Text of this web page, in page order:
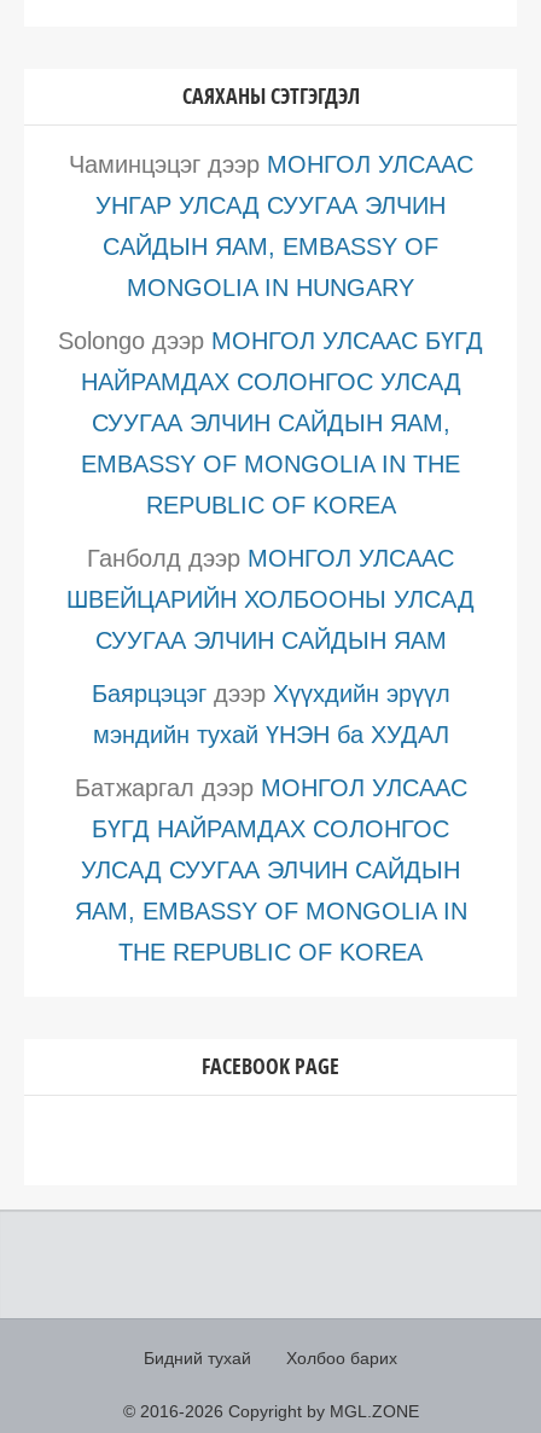
САЯХАНЫ СЭТГЭГДЭЛ
Чаминцэцэгдээр МОНГОЛ УЛСААС
УНГАР УЛСАД СУУГАА ЭЛЧИН
САЙДЫН ЯАМ, EMBASSY OF
MONGOLIA IN HUNGARY
Solongo дээр МОНГОЛ УЛСААС БҮГД
НАЙРАМДАХ СОЛОНГОС УЛСАД
СУУГАА ЭЛЧИН САЙДЫН ЯАМ,
EMBASSY OF MONGOLIA IN THE
REPUBLIC OF KOREA
Ганболд дээр МОНГОЛ УЛСААС
ШВЕЙЦАРИЙН ХОЛБООНЫ УЛСАД
СУУГАА ЭЛЧИН САЙДЫН ЯАМ
Баярцэцэгдээр Хүүхдийн эрүүл
мэндийн тухай ҮНЭН ба ХУДАЛ
Батжаргал дээр МОНГОЛ УЛСААС
БҮГД НАЙРАМДАХ СОЛОНГОС
УЛСАД СУУГАА ЭЛЧИН САЙДЫН
ЯАМ, EMBASSY OF MONGOLIA IN
THE REPUBLIC OF KOREA
FACEBOOK PAGE
Бидний тухай Холбоо барих
© 2016-2026 Copyright by MGL.ZONE